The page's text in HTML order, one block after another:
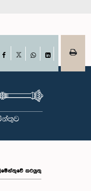
Facebook
WhatsAppLinkedIn
කටයුතු